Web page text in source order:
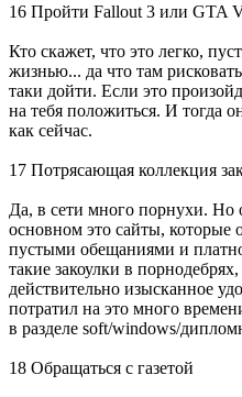
16 Пройти Fallout 3 или GTA
Кто скажет, что это легко,
жизнью... да что там
таки дойти. Если это
на тебя положиться. И тогда
как сейчас.
17 Потрясающая коллекция
Да, в сети много порнухи. Но
основном это сайты, которые
пустыми обещаниями и
такие закоулки в
действительно изысканное
потратил на это много
в разделе soft/windows/
18 Обращаться с газетой